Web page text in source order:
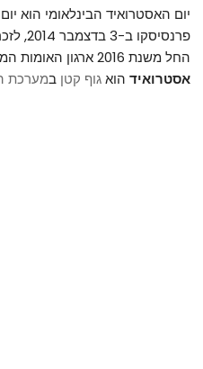
יום האסטרואיד הבינלאומי הוא
פרנסיסקו ב-3 בדצמבר 2014, לזכר
החל משנת 2016 ארגון האומות המאוחדות הכיר בו כיום רשמי.
אסטרואיד הואגוף קטן במערכת